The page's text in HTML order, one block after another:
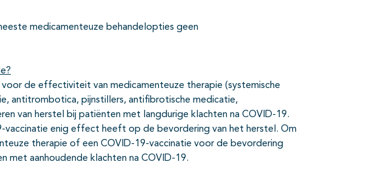
medicamenteuze behandelopties geen
voor de effectiviteit van medicamenteuze therapie (systemische
antitrombotica, pijnstillers, antifibrotische medicatie,
van herstel bij patiënten met langdurige klachten na COVID-19.
vaccinatie enig effect heeft op de bevordering van het herstel. Om
therapie of een COVID-19-vaccinatie voor de bevordering
met aanhoudende klachten na COVID-19.